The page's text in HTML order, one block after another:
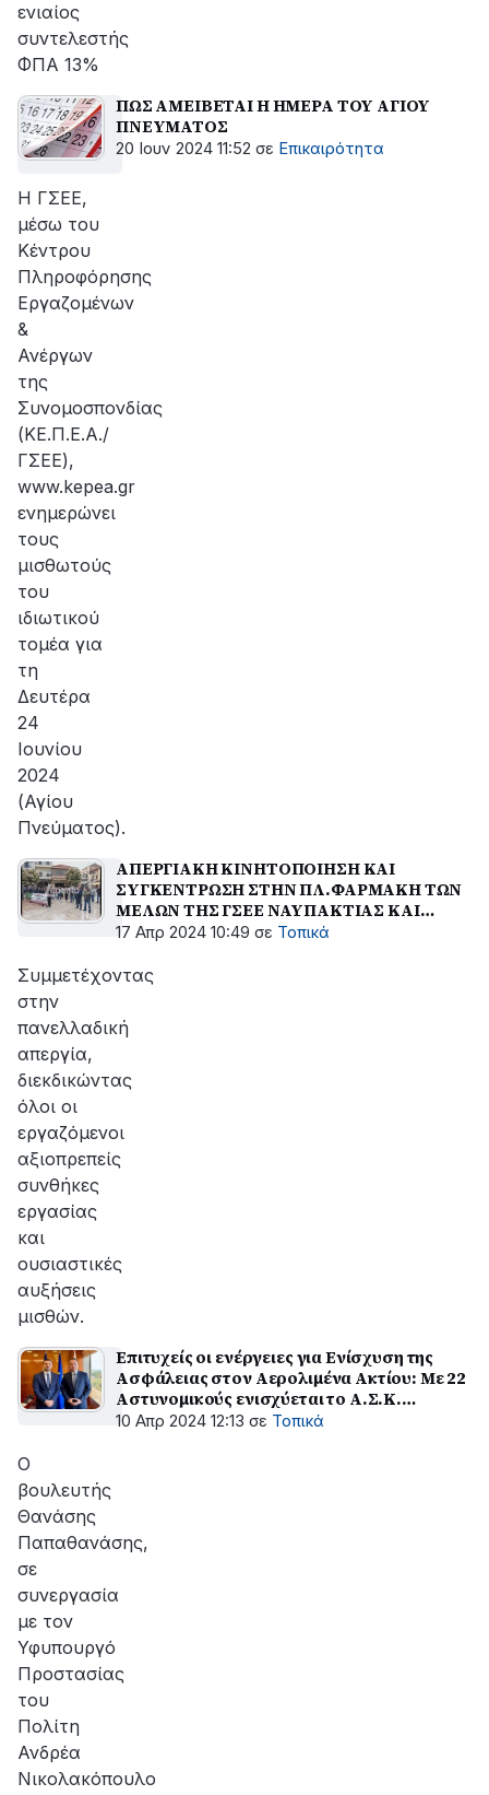
ενιαίος
συντελεστής
ΦΠΑ 13%
ΠΩΣ ΑΜΕΙΒΕΤΑΙ Η ΗΜΕΡΑ ΤΟΥ ΑΓΙΟΥ
ΠΝΕΥΜΑΤΟΣ
20 Ιουν 2024 11:52 σε Επικαιρότητα
H ΓΣΕΕ,
μέσω του
Κέντρου
Πληροφόρησης
Εργαζομένων
&
Ανέργων
της
Συνομοσπονδίας
(ΚΕ.Π.Ε.Α./
ΓΣΕΕ),
www.kepea.gr
ενημερώνει
τους
μισθωτούς
του
ιδιωτικού
τομέα για
τη
Δευτέρα
24
Ιουνίου
2024
(Αγίου
Πνεύματος).
ΑΠΕΡΓΙΑΚΗ ΚΙΝΗΤΟΠΟΙΗΣΗ ΚΑΙ
ΣΥΓΚΕΝΤΡΩΣΗ ΣΤΗΝ ΠΛ.ΦΑΡΜΑΚΗ ΤΩΝ
ΜΕΛΩΝ ΤΗΣ ΓΣΕΕ ΝΑΥΠΑΚΤΙΑΣ ΚΑΙ
ΔΩΡΙΔΑΣ
17 Απρ 2024 10:49 σε Τοπικά
Συμμετέχοντας
στην
πανελλαδική
απεργία,
διεκδικώντας
όλοι οι
εργαζόμενοι
αξιοπρεπείς
συνθήκες
εργασίας
και
ουσιαστικές
αυξήσεις
μισθών.
Επιτυχείς οι ενέργειες για Ενίσχυση της
Ασφάλειας στον Αερολιμένα Ακτίου: Με 22
Αστυνομικούς ενισχύεται το Α.Σ.Κ.
Αερολιμένα Ακτίου
10 Απρ 2024 12:13 σε Τοπικά
Ο
βουλευτής
Θανάσης
Παπαθανάσης,
σε
συνεργασία
με τον
Υφυπουργό
Προστασίας
του
Πολίτη
Ανδρέα
Νικολακόπουλο